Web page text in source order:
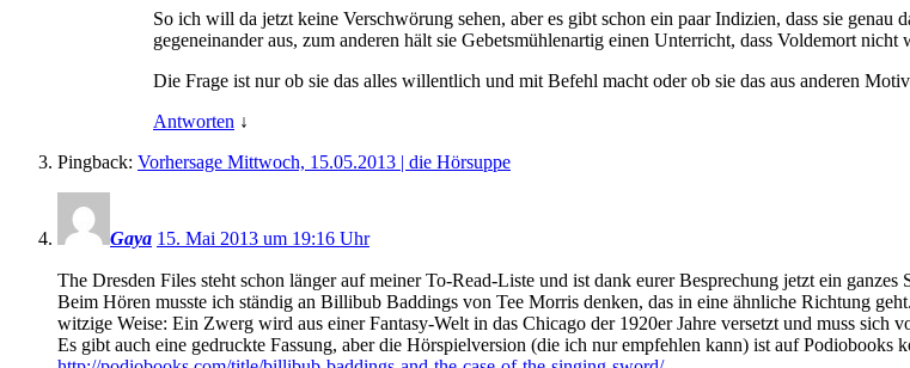
So ich will da jetzt keine Verschwörung sehen, aber es gibt schon ein paar Indizien, dass sie
gegeneinander aus, zum anderen hält sie Gebetsmühlenartig einen Unterricht, dass Voldemort
Die Frage ist nur ob sie das alles willentlich und mit Befehl macht oder ob sie das aus anderen
Antworten ↓
Pingback: Vorhersage Mittwoch, 15.05.2013 | die Hörsuppe
Gaya 15. Mai 2013 um 19:16 Uhr
The Dresden Files steht schon länger auf meiner To-Read-Liste und ist dank eurer Besprechung jetzt ein ganzes
Beim Hören musste ich ständig an Billibub Baddings von Tee Morris denken, das in eine ähnliche Richtung
witzige Weise: Ein Zwerg wird aus einer Fantasy-Welt in das Chicago der 1920er Jahre versetzt und muss sich
Es gibt auch eine gedruckte Fassung, aber die Hörspielversion (die ich nur empfehlen kann) ist auf Podiobooks